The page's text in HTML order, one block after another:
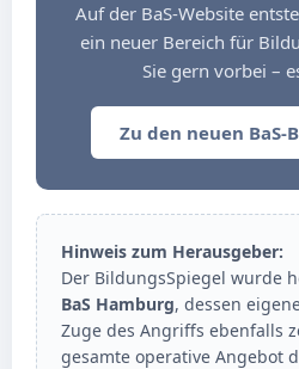
Auf der BaS-Website
ein neuer Bereich für
Sie gern vorbei –
Zu den neuen BaS-
Hinweis zum Herausgeber:
Der BildungsSpiegel wurde
BaS Hamburg, dessen
Zuge des Angriffs ebenfalls
gesamte operative Angebot